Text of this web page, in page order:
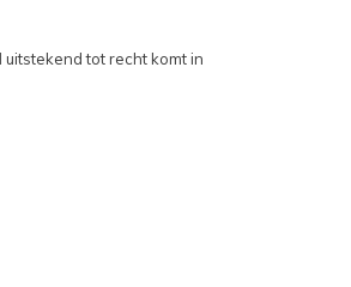
tot recht komt in